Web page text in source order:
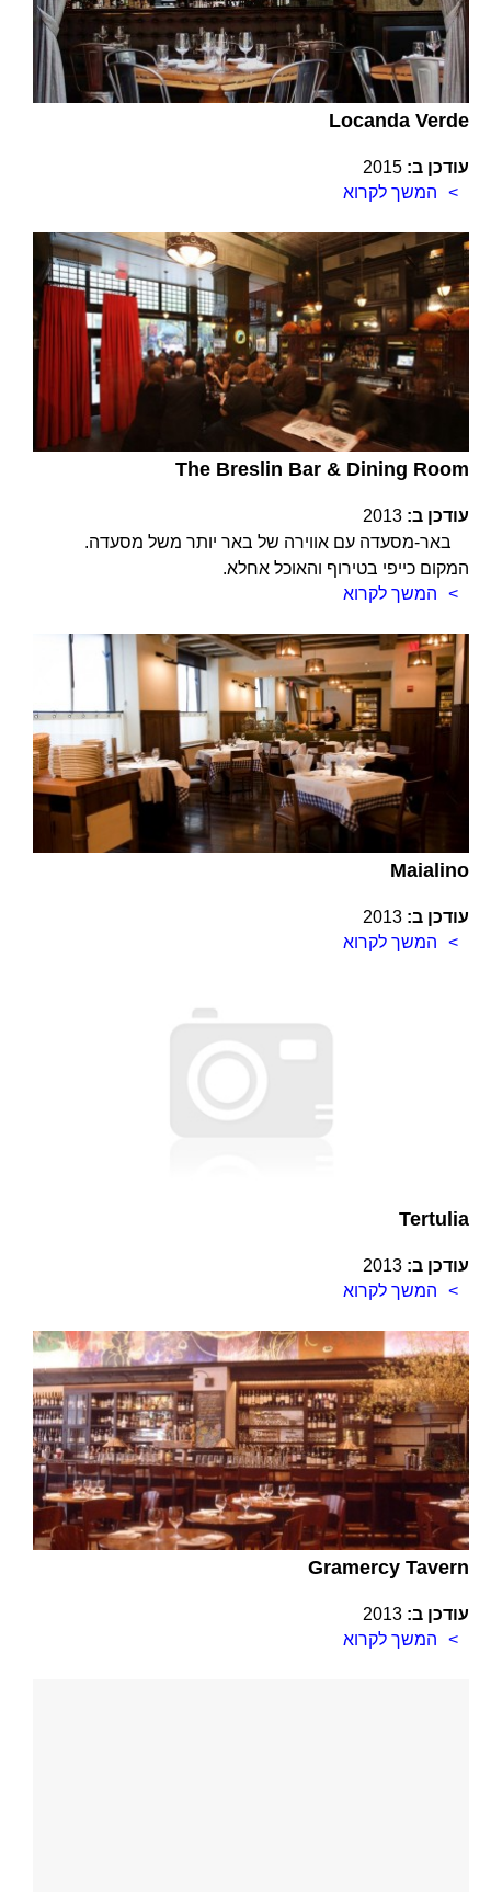
Locanda Verde
עודכן ב: 2015
המשך לקרוא
The Breslin Bar & Dining Room
עודכן ב: 2013
באר-מסעדה עם אווירה של באר יותר משל מסעדה.
המקום כייפי בטירוף והאוכל אחלא.
המשך לקרוא
Maialino
עודכן ב: 2013
המשך לקרוא
Tertulia
עודכן ב: 2013
המשך לקרוא
Gramercy Tavern
עודכן ב: 2013
המשך לקרוא